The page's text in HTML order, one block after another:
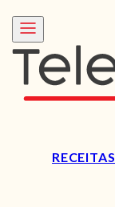
RECEITAS